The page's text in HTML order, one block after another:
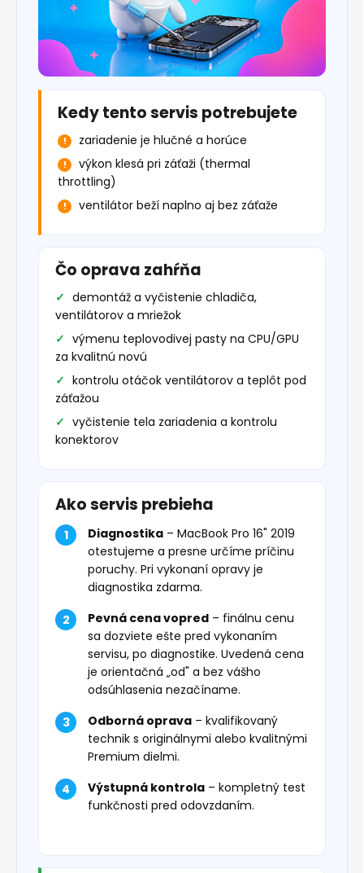
Kedy tento servis potrebujete
zariadenie je hlučné a horúce
výkon klesá pri záťaži (thermal
throttling)
ventilátor beží naplno aj bez záťaže
Čo oprava zahŕňa
demontáž a vyčistenie chladiča,
ventilátorov a mriežok
výmenu teplovodivej pasty na CPU/GPU
za kvalitnú novú
kontrolu otáčok ventilátorov a teplôt pod
záťažou
vyčistenie tela zariadenia a kontrolu
konektorov
Ako servis prebieha
Diagnostika – MacBook Pro 16" 2019
otestujeme a presne určíme príčinu
poruchy. Pri vykonaní opravy je
diagnostika zdarma.
Pevná cena vopred – finálnu cenu
sa dozviete ešte pred vykonaním
servisu, po diagnostike. Uvedená cena
je orientačná „od" a bez vášho
odsúhlasenia nezačíname.
Odborná oprava – kvalifikovaný
technik s originálnymi alebo kvalitnými
Premium dielmi.
Výstupná kontrola – kompletný test
funkčnosti pred odovzdaním.